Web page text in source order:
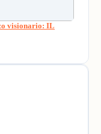
visionario: IL